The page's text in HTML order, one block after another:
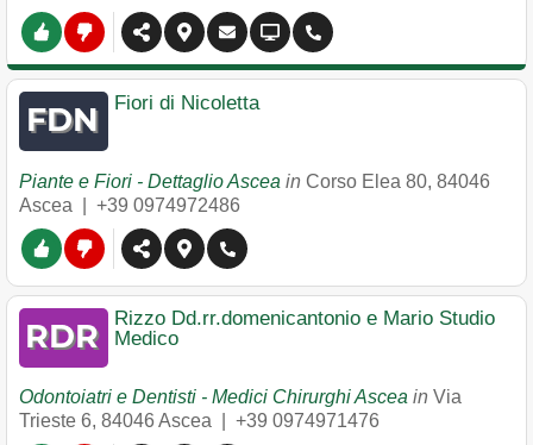
Fiori di Nicoletta
Piante e Fiori - Dettaglio Ascea in Corso Elea 80, 84046
Ascea
+39 0974972486
Rizzo Dd.rr.domenicantonio e Mario Studio
Medico
Odontoiatri e Dentisti - Medici Chirurghi Ascea in Via
Trieste 6, 84046 Ascea +39 0974971476